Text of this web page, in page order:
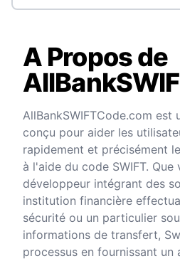
A Propos de
AllBankSWIFTCode.com
conçu pour aider les
rapidement et précisément
à l'aide du code SWIFT. Que
développeur intégrant des
institution financière
sécurité ou un particulier
informations de transfert,
processus en fournissant un